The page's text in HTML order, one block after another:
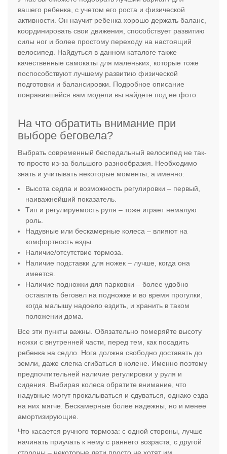
вашего ребенка, с учетом его роста и физической
активности. Он научит ребенка хорошо держать баланс,
координировать свои движения, способствует развитию
силы ног и более простому переходу на настоящий
велосипед. Найдуться в данном каталоге также
качественные самокаты для маленьких, которые тоже
поспособствуют лучшему развитию физической
подготовки и балансировки. Подробное описание
понравившейся вам модели вы найдете под ее фото.
На что обратить внимание при
выборе беговела?
Выбрать современный беспедальный велосипед не так-
то просто из-за большого разнообразия. Необходимо
знать и учитывать некоторые моменты, а именно:
Высота седла и возможность регулировки – первый,
наиважнейший показатель.
Тип и регулируемость руля – тоже играет немалую
роль.
Надувные или бескамерные колеса – влияют на
комфортность езды.
Наличие/отсутствие тормоза.
Наличие подставки для ножек – лучше, когда она
имеется.
Наличие подножки для парковки – более удобно
оставлять беговел на подножке и во время прогулки,
когда малышу надоело ездить, и хранить в таком
положении дома.
Все эти пункты важны. Обязательно померяйте высоту
ножки с внутренней части, перед тем, как посадить
ребенка на седло. Нога должна свободно доставать до
земли, даже слегка сгибаться в колене. Именно поэтому
предпочтительней наличие регулировки у руля и
сидения. Выбирая колеса обратите внимание, что
надувные могут прокалываться и сдуваться, однако езда
на них мягче. Бескамерные более надежны, но и менее
амортизирующие.
Что касается ручного тормоза: с одной стороны, лучше
начинать приучать к нему с раннего возраста, с другой